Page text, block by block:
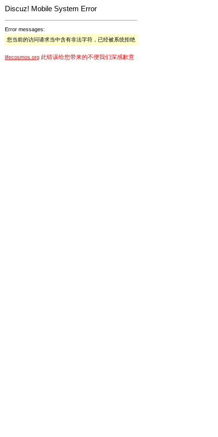
Discuz! Mobile System Error
Error messages:
您当前的访问请求当中含有非法字符，已经被系统拒绝
lifecosmos.org 此错误给您带来的不便我们深感歉意